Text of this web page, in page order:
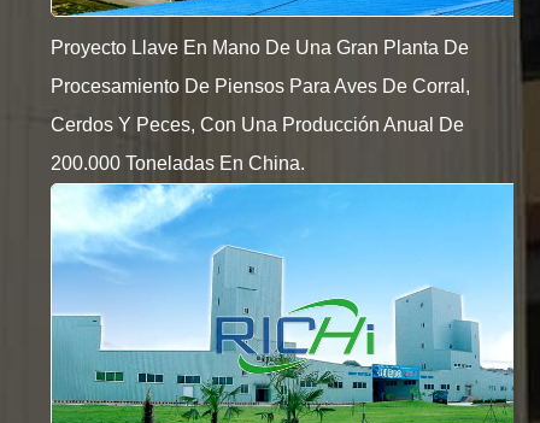
Proyecto Llave En Mano De Una Gran Planta De
Procesamiento De Piensos Para Aves De Corral,
Cerdos Y Peces, Con Una Producción Anual De
200.000 Toneladas En China.